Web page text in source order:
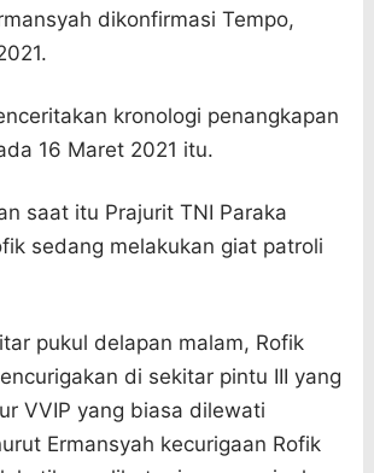
dikonfirmasi Tempo,
kronologi penangkapan
16 Maret 2021 itu.
saat itu Prajurit TNI Paraka
sedang melakukan giat patroli
pukul delapan malam, Rofik
di sekitar pintu III yang
VVIP yang biasa dilewati
Ermansyah kecurigaan Rofik